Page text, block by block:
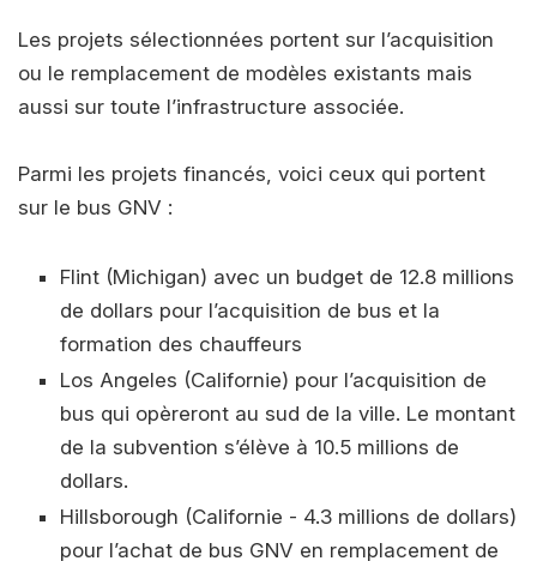
Les projets sélectionnées portent sur l’acquisition
ou le remplacement de modèles existants mais
aussi sur toute l’infrastructure associée.
Parmi les projets financés, voici ceux qui portent
sur le bus GNV :
Flint (Michigan) avec un budget de 12.8 millions
de dollars pour l’acquisition de bus et la
formation des chauffeurs
Los Angeles (Californie) pour l’acquisition de
bus qui opèreront au sud de la ville. Le montant
de la subvention s’élève à 10.5 millions de
dollars.
Hillsborough (Californie - 4.3 millions de dollars)
pour l’achat de bus GNV en remplacement de